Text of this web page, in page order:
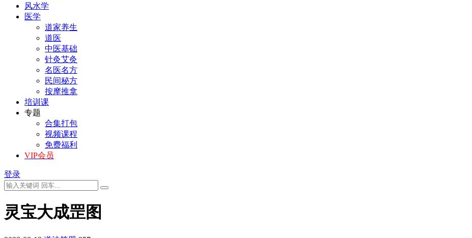
风水学
医学
道家养生
道医
中医基础
针灸艾灸
名医名方
民间秘方
按摩推拿
培训课
专题
合集打包
视频课程
免费福利
VIP会员
登录
灵宝大成罡图